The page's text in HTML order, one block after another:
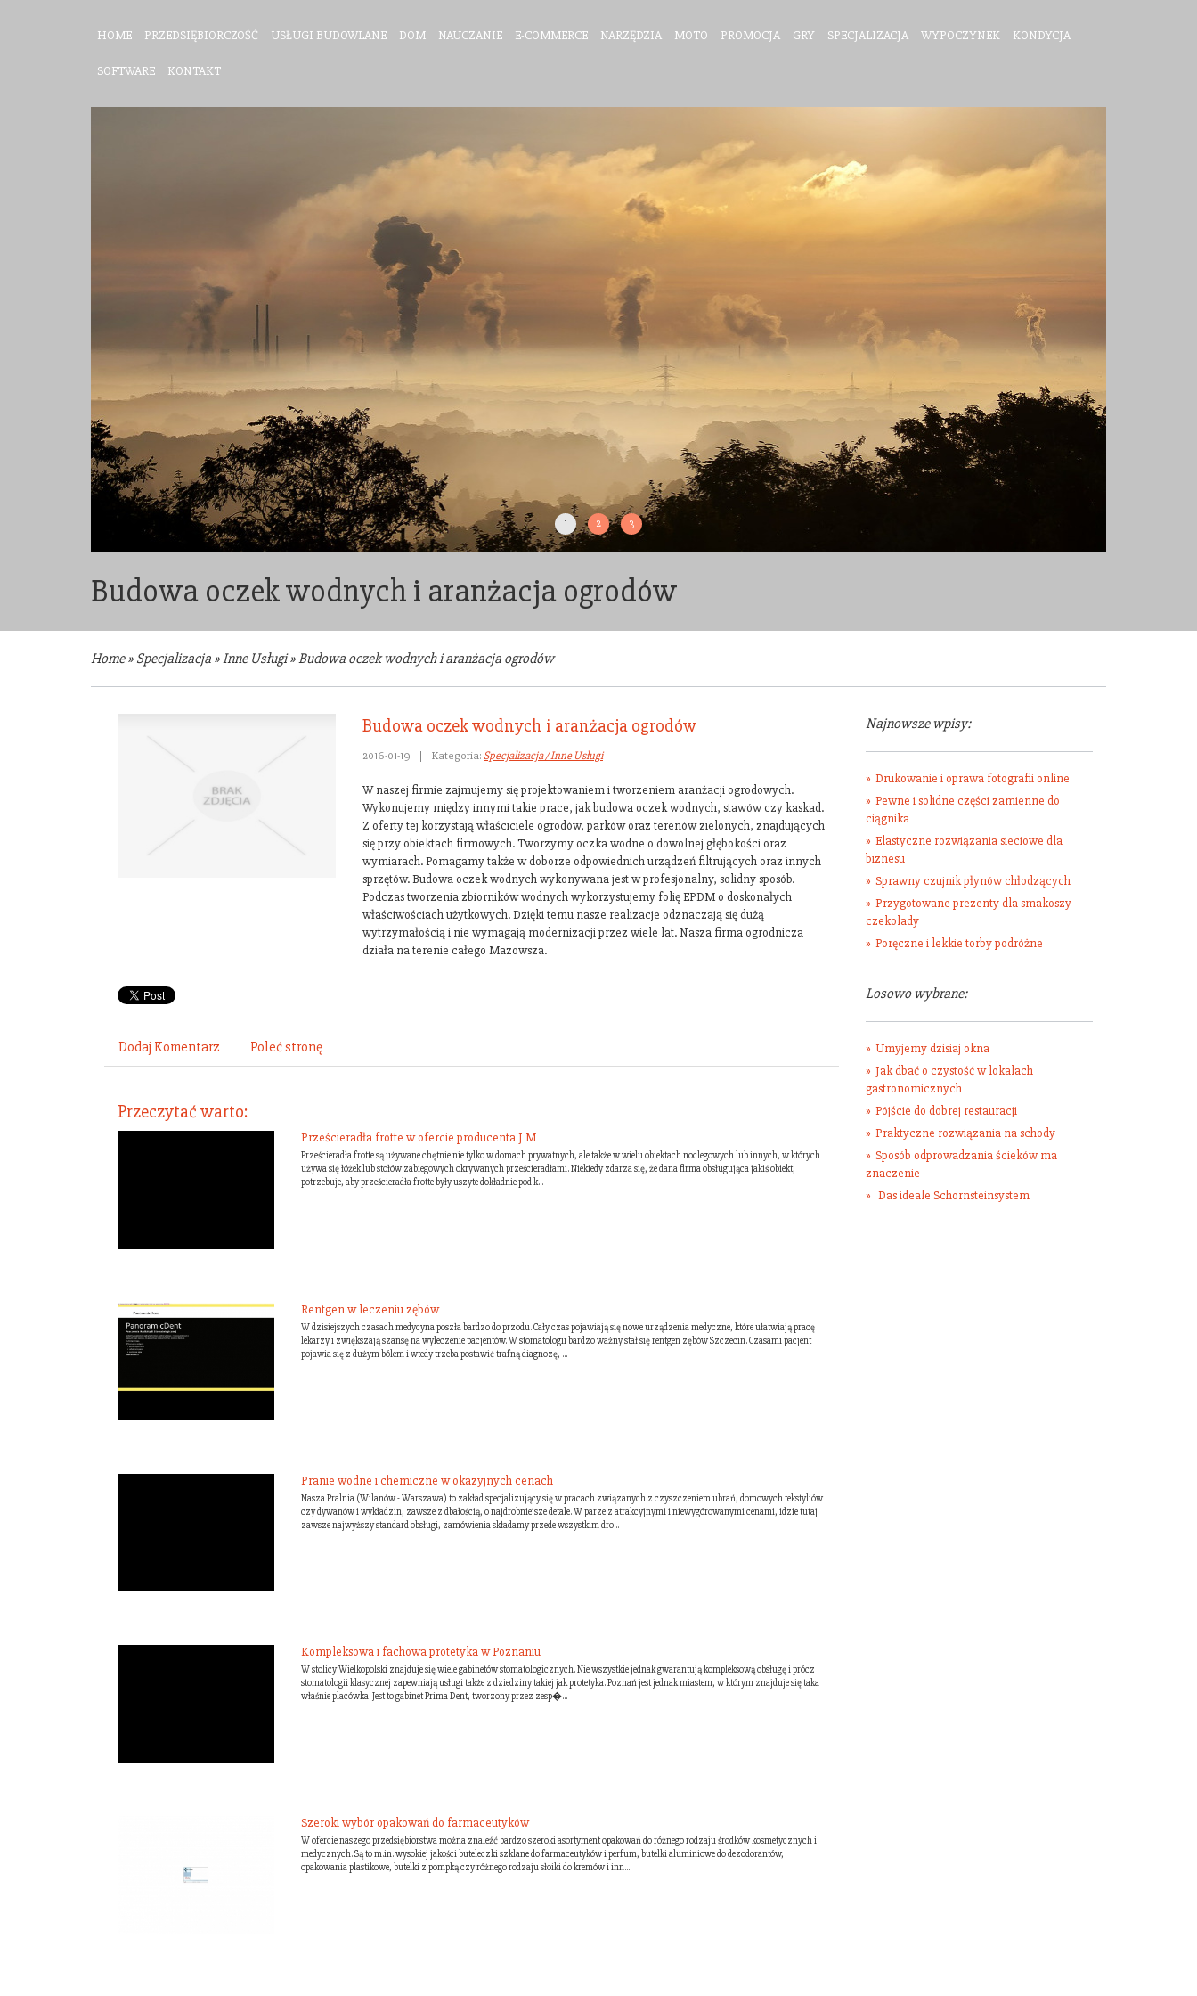
HOME PRZEDSIĘBIORCZOŚĆ USŁUGI BUDOWLANE DOM NAUCZANIE E-COMMERCE NARZĘDZIA MOTO PROMOCJA GRY SPECJALIZACJA WYPOCZYNEK KONDYCJA
SOFTWARE KONTAKT
1 2 3
Budowa oczek wodnych i aranżacja ogrodów
Home» Specjalizacja »Inne Usługi»Budowa oczek wodnych i aranżacja ogrodów
Budowa oczek wodnych i aranżacja ogrodów
2016-01-19 | Kategoria:Specjalizacja / Inne Usługi
W naszej firmie zajmujemy się projektowaniem i tworzeniem aranżacji ogrodowych.
Wykonujemy między innymi takie prace, jak budowa oczek wodnych, stawów czy kaskad.
Z oferty tej korzystają właściciele ogrodów, parków oraz terenów zielonych, znajdujących
się przy obiektach firmowych. Tworzymy oczka wodne o dowolnej głębokości oraz
wymiarach. Pomagamy także w doborze odpowiednich urządzeń filtrujących oraz innych
sprzętów. Budowa oczek wodnych wykonywana jest w profesjonalny, solidny sposób.
Podczas tworzenia zbiorników wodnych wykorzystujemy folię EPDM o doskonałych
właściwościach użytkowych. Dzięki temu nasze realizacje odznaczają się dużą
wytrzymałością i nie wymagają modernizacji przez wiele lat. Nasza firma ogrodnicza
działa na terenie całego Mazowsza.
Dodaj Komentarz Poleć stronę
Przeczytać warto:
Prześcieradła frotte w ofercie producenta J M
Prześcieradła frotte są używane chętnie nie tylko w domach prywatnych, ale także w wielu obiektach noclegowych lub innych, w których
używa się łóżek lub stołów zabiegowych okrywanych prześcieradłami. Niekiedy zdarza się, że dana firma obsługująca jakiś obiekt,
potrzebuje, aby prześcieradła frotte były uszyte dokładnie pod k...
Rentgen w leczeniu zębów
W dzisiejszych czasach medycyna poszła bardzo do przodu. Cały czas pojawiają się nowe urządzenia medyczne, które ułatwiają pracę
lekarzy i zwiększają szansę na wyleczenie pacjentów. W stomatologii bardzo ważny stał się rentgen zębów Szczecin. Czasami pacjent
pojawia się z dużym bólem i wtedy trzeba postawić trafną diagnozę, ...
Pranie wodne i chemiczne w okazyjnych cenach
Nasza Pralnia (Wilanów - Warszawa) to zakład specjalizujący się w pracach związanych z czyszczeniem ubrań, domowych tekstyliów
czy dywanów i wykładzin, zawsze z dbałością, o najdrobniejsze detale. W parze z atrakcyjnymi i niewygórowanymi cenami, idzie tutaj
zawsze najwyższy standard obsługi, zamówienia składamy przede wszystkim dro...
Kompleksowa i fachowa protetyka w Poznaniu
W stolicy Wielkopolski znajduje się wiele gabinetów stomatologicznych. Nie wszystkie jednak gwarantują kompleksową obsługę i prócz
stomatologii klasycznej zapewniają usługi także z dziedziny takiej jak protetyka. Poznań jest jednak miastem, w którym znajduje się taka
właśnie placówka. Jest to gabinet Prima Dent, tworzony przez zesp�...
Szeroki wybór opakowań do farmaceutyków
W ofercie naszego przedsiębiorstwa można znaleźć bardzo szeroki asortyment opakowań do różnego rodzaju środków kosmetycznych i
medycznych. Są to m.in. wysokiej jakości buteleczki szklane do farmaceutyków i perfum, butelki aluminiowe do dezodorantów,
opakowania plastikowe, butelki z pompką czy różnego rodzaju słoiki do kremów i inn...
Najnowsze wpisy:
Drukowanie i oprawa fotografii online
Pewne i solidne części zamienne do
ciągnika
Elastyczne rozwiązania sieciowe dla
biznesu
Sprawny czujnik płynów chłodzących
Przygotowane prezenty dla smakoszy
czekolady
Poręczne i lekkie torby podróżne
Losowo wybrane:
Umyjemy dzisiaj okna
Jak dbać o czystość w lokalach
gastronomicznych
Pójście do dobrej restauracji
Praktyczne rozwiązania na schody
Sposób odprowadzania ścieków ma
znaczenie
Das ideale Schornsteinsystem